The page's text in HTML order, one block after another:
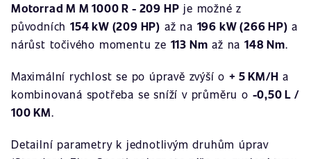
Motorrad M M 1000 R - 209 HP je možné z
původních154 kW (209 HP) až na 196 kW (266 HP) a
nárůst točivého momentu ze 113 Nm až na148 Nm.
Maximální rychlost se po úpravě zvýší o + 5 KM/H a
kombinovaná spotřeba se sníží v průměru o -0,50 L /
100 KM.
Detailní parametry k jednotlivým druhům úprav